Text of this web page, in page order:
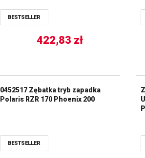
BESTSELLER
422,83 zł
0452517 Zębatka tryb zapadka
Polaris RZR 170 Phoenix 200
BESTSELLER